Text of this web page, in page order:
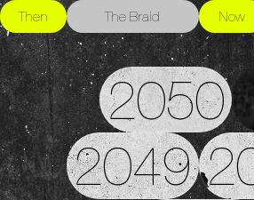
Then The Braid Now
2050
2049